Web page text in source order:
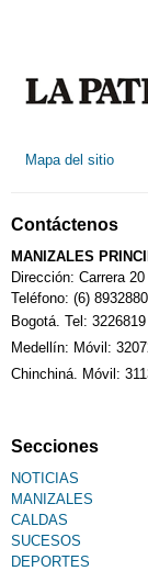
Mapa del sitio
Contáctenos
MANIZALES
Dirección: Carrera
Teléfono: (6)
Bogotá. Tel:
Medellín: Móvil:
Chinchiná. Móvil:
Secciones
NOTICIAS
MANIZALES
CALDAS
SUCESOS
DEPORTES